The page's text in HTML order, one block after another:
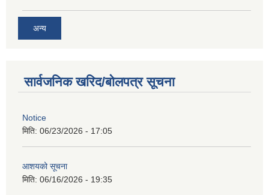
अन्य
सार्वजनिक खरिद/बोलपत्र सूचना
Notice
मिति: 06/23/2026 - 17:05
आशयको सूचना
मिति: 06/16/2026 - 19:35